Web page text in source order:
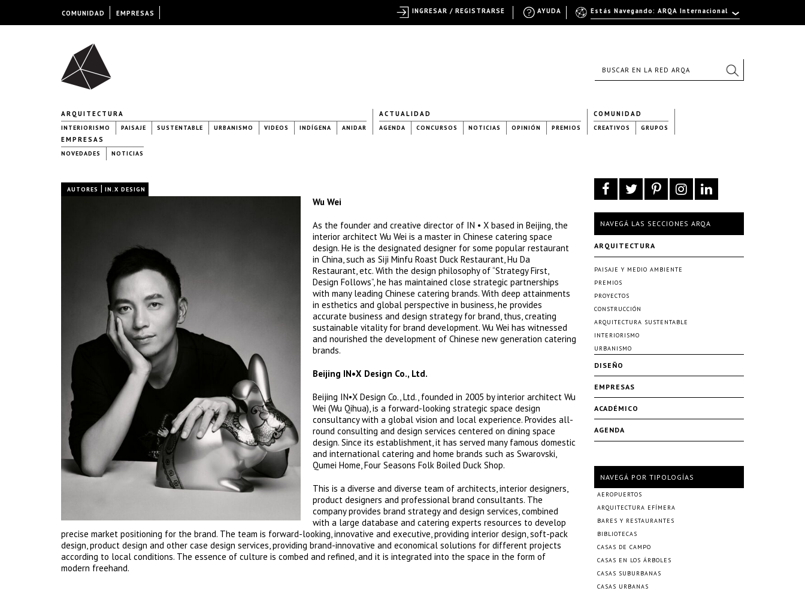
ARQUITECTURA
INTERIORISMO PAISAJE SUSTENTABLE URBANISMO VIDEOS INDÍGENA ANIDAR
ACTUALIDAD
AGENDA CONCURSOS NOTICIAS OPINIÓN PREMIOS
COMUNIDAD
CREATIVOS GRUPOS
EMPRESAS
NOVEDADES NOTICIAS
AUTORES | IN.X DESIGN
Wu Wei
As the founder and creative director of IN • X based in Beijing, the
interior architect Wu Wei is a master in Chinese catering space
design. He is the designated designer for some popular restaurant
in China, such as Siji Minfu Roast Duck Restaurant, Hu Da
Restaurant, etc. With the design philosophy of “Strategy First,
Design Follows”, he has maintained close strategic partnerships
with many leading Chinese catering brands. With deep attainments
in esthetics and global perspective in business, he provides
accurate business and design strategy for brand, thus, creating
sustainable vitality for brand development. Wu Wei has witnessed
and nourished the development of Chinese new generation catering
brands.
Beijing IN•X Design Co., Ltd.
Beijing IN•X Design Co., Ltd., founded in 2005 by interior architect Wu
Wei (Wu Qihua), is a forward-looking strategic space design
consultancy with a global vision and local experience. Provides all-
round consulting and design services centered on dining space
design. Since its establishment, it has served many famous domestic
and international catering and home brands such as Swarovski,
Qumei Home, Four Seasons Folk Boiled Duck Shop.
This is a diverse and diverse team of architects, interior designers,
product designers and professional brand consultants. The
company provides brand strategy and design services, combined
with a large database and catering experts resources to develop
precise market positioning for the brand. The team is forward-looking, innovative and executive, providing interior design, soft-pack
design, product design and other case design services, providing brand-innovative and economical solutions for different projects
according to local conditions. The essence of culture is combed and refined, and it is integrated into the space in the form of
modern freehand.
NAVEGÁ LAS SECCIONES ARQA
ARQUITECTURA
PAISAJE Y MEDIO AMBIENTE
PREMIOS
PROYECTOS
CONSTRUCCIÓN
ARQUITECTURA SUSTENTABLE
INTERIORISMO
URBANISMO
DISEÑO
EMPRESAS
ACADÉMICO
AGENDA
NAVEGÁ POR TIPOLOGÍAS
AEROPUERTOS
ARQUITECTURA EFÍMERA
BARES Y RESTAURANTES
BIBLIOTECAS
CASAS DE CAMPO
CASAS EN LOS ÁRBOLES
CASAS SUBURBANAS
CASAS URBANAS
COMUNIDAD EMPRESAS Estás Navegando: ARQA Internacional
AYUDA
INGRESAR / REGISTRARSE